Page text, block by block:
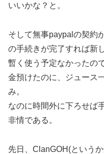
いいかな？と。
そして無事paypalの契約
の手続きが完了すれば新
暫く使う予定なかったの
金預けたのに、ジュース
み。
なのに時間外に下ろせば
非情である。
先日、ClanGOH(という